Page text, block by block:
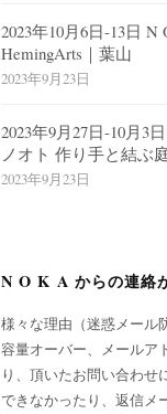
2023年10月6日-13日
HemingArts｜葉山
2023年9月23日
2023年9月27日-10月3
ノオト 作り手と結ぶ
2023年9月23日
N O K A からの連絡
様々な理由（迷惑メール
容量オーバー、メールア
り、頂いたお問い合わせ
できなかったり、返信メ